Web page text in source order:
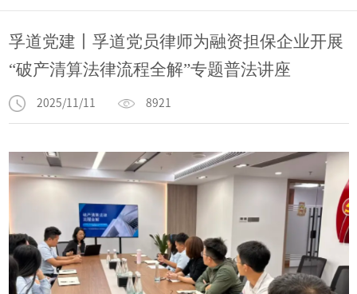
孚道党建丨孚道党员律师为融资担保企业开展
“破产清算法律流程全解”专题普法讲座
2025/11/11 8921